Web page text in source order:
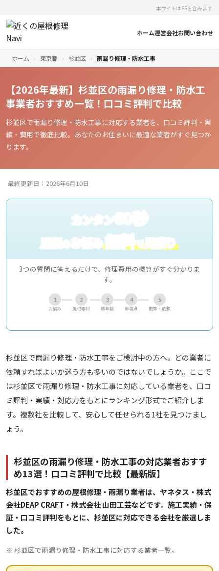
本サイトはPRを含みます
ホーム運営会社お問い合わせ
ホーム › 東京都 › 杉並区 › 雨漏り修理・防水工事
【2026年最新】杉並区の雨漏り修理・防水工
事業者おすすめ一覧！口コミ評判で比較
杉並区で雨漏り修理・防水工事に対応する業者を、口コミ評判・実
績・費用で徹底比較。あなたのお住まいに最適な業者がすぐ見つか
ります。
最終更新日：2026年6月10日
カンタン60秒
屋根のお悩み無料で見積り
3つの質問に答えるだけで、修理費用の概算がすぐ分かりま
す。
1
お悩み
2
屋根素材
3
築年数
4
重視点
5
概算・依頼
杉並区で雨漏り修理・防水工事をご検討中の方へ。どの業者に
依頼すればよいか迷う方も多いのではないでしょうか。ここで
は杉並区で雨漏り修理・防水工事に対応している業者を、口コ
ミ評判・実績・対応力をもとにランキング形式でご紹介しま
す。複数社を比較して、安心して任せられる1社を見つけまし
ょう。
杉並区の雨漏り修理・防水工事の対応業者おすす
め13選！口コミ評判で比較【最新版】
杉並区でおすすめの屋根修理・雨漏り業者は、ヤネタス・株式
会社DEAP CRAFT・株式会社 山田工芸などです。施工実績・保
証・口コミ評判をもとに、杉並区に対応できる会社を厳選しま
した。
※ 杉並区で雨漏り修理・防水工事に対応する業者一覧。